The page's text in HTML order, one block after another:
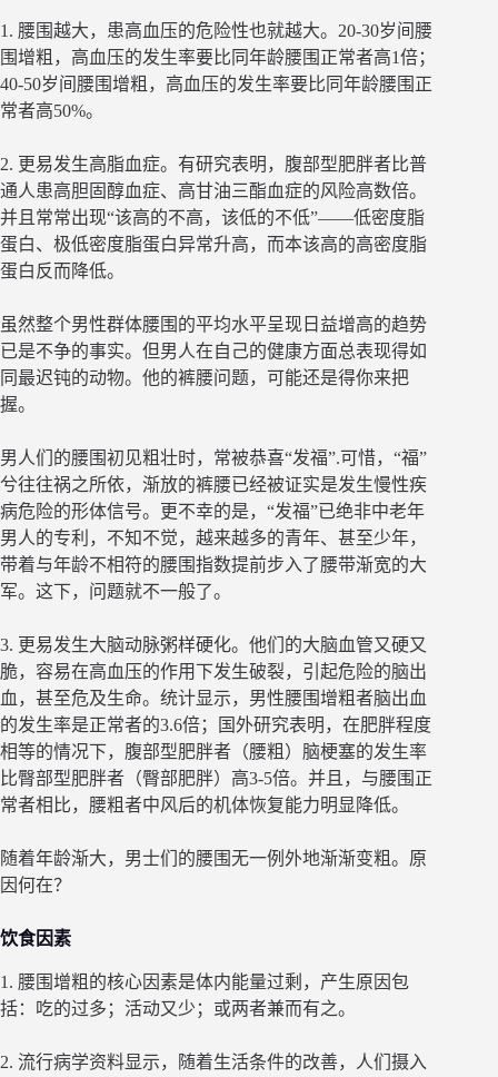
1. 腰围越大，患高血压的危险性也就越大。20-30岁间腰
围增粗，高血压的发生率要比同年龄腰围正常者高1倍；
40-50岁间腰围增粗，高血压的发生率要比同年龄腰围正
常者高50%。
2. 更易发生高脂血症。有研究表明，腹部型肥胖者比普
通人患高胆固醇血症、高甘油三酯血症的风险高数倍。
并且常常出现“该高的不高，该低的不低”――低密度脂
蛋白、极低密度脂蛋白异常升高，而本该高的高密度脂
蛋白反而降低。
虽然整个男性群体腰围的平均水平呈现日益增高的趋势
已是不争的事实。但男人在自己的健康方面总表现得如
同最迟钝的动物。他的裤腰问题，可能还是得你来把
握。
男人们的腰围初见粗壮时，常被恭喜“发福”.可惜，“福”
兮往往祸之所依，渐放的裤腰已经被证实是发生慢性疾
病危险的形体信号。更不幸的是，“发福”已绝非中老年
男人的专利，不知不觉，越来越多的青年、甚至少年，
带着与年龄不相符的腰围指数提前步入了腰带渐宽的大
军。这下，问题就不一般了。
3. 更易发生大脑动脉粥样硬化。他们的大脑血管又硬又
脆，容易在高血压的作用下发生破裂，引起危险的脑出
血，甚至危及生命。统计显示，男性腰围增粗者脑出血
的发生率是正常者的3.6倍；国外研究表明，在肥胖程度
相等的情况下，腹部型肥胖者（腰粗）脑梗塞的发生率
比臀部型肥胖者（臀部肥胖）高3-5倍。并且，与腰围正
常者相比，腰粗者中风后的机体恢复能力明显降低。
随着年龄渐大，男士们的腰围无一例外地渐渐变粗。原
因何在？
饮食因素
1. 腰围增粗的核心因素是体内能量过剩，产生原因包
括：吃的过多；活动又少；或两者兼而有之。
2. 流行病学资料显示，随着生活条件的改善，人们摄入